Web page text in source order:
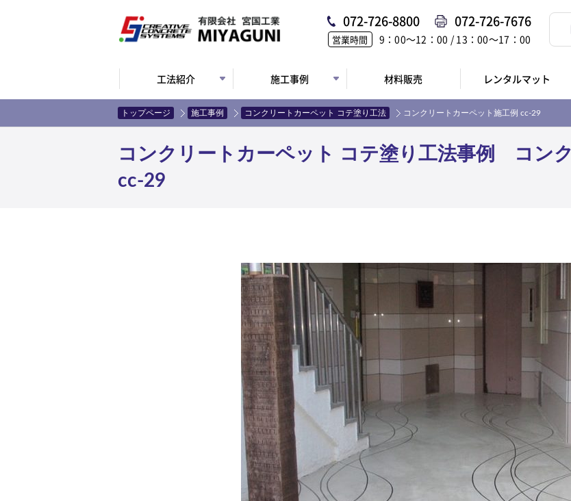
072-726-8800 072-726-7676
営業時間 9：00〜12：00 / 13：00〜17：00
工法紹介 施工事例 材料販売 レンタルマット
トップページ 施工事例 コンクリートカーペット コテ塗り工法 コンクリートカーペット施工例 cc-29
コンクリートカーペット コテ塗り工法事例 コン
cc-29